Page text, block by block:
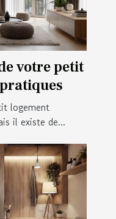
votre petit
logement
il existe de...